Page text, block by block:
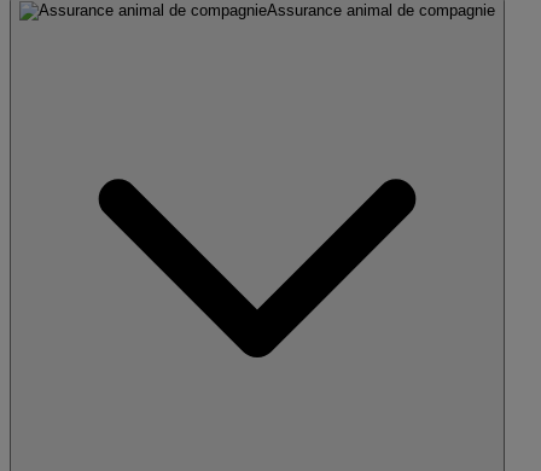
Assurance animal de compagnie